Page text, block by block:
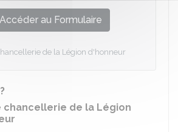
Accéder au Formulaire
de la Légion d'honneur
chancellerie de la Légion